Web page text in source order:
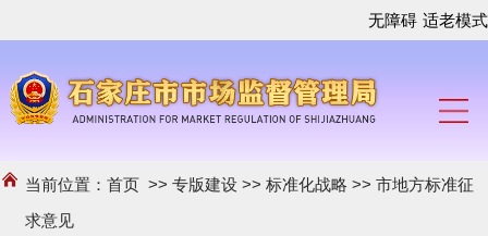
无障碍 适老模式
当前位置：首页 >>专版建设 >>标准化战略 >>市地方标准征
求意见